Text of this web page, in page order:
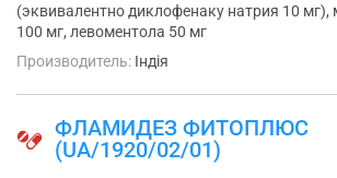
(эквивалентно диклофенаку натрия 10 мг),
100 мг, левоментола 50 мг
Производитель: Індія
ФЛАМИДЕЗ ФИТОПЛЮС
(UA/1920/02/01)